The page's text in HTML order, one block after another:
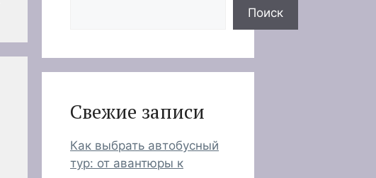
Поиск
Свежие записи
Как выбрать автобусный
тур: от авантюры к